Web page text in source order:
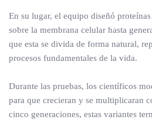
En su lugar, el equipo diseñó
sobre la membrana celular hasta
que esta se divida de forma natural,
procesos fundamentales de la vida.
Durante las pruebas, los científicos
para que crecieran y se multiplicaran
cinco generaciones, estas variantes